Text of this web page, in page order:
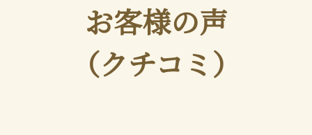
お客様の声
（クチコミ）